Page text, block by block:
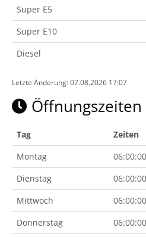
Super E5
Super E10
Diesel
Letzte Änderung: 07.08.2026 17:07
Öffnungszeiten
Tag
Zeiten
Montag
Dienstag
Mittwoch
Donnerstag